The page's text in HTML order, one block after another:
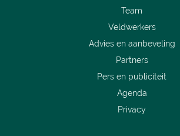
Team
Veldwerkers
Advies en aanbeveling
Partners
Pers en publiciteit
Agenda
Privacy